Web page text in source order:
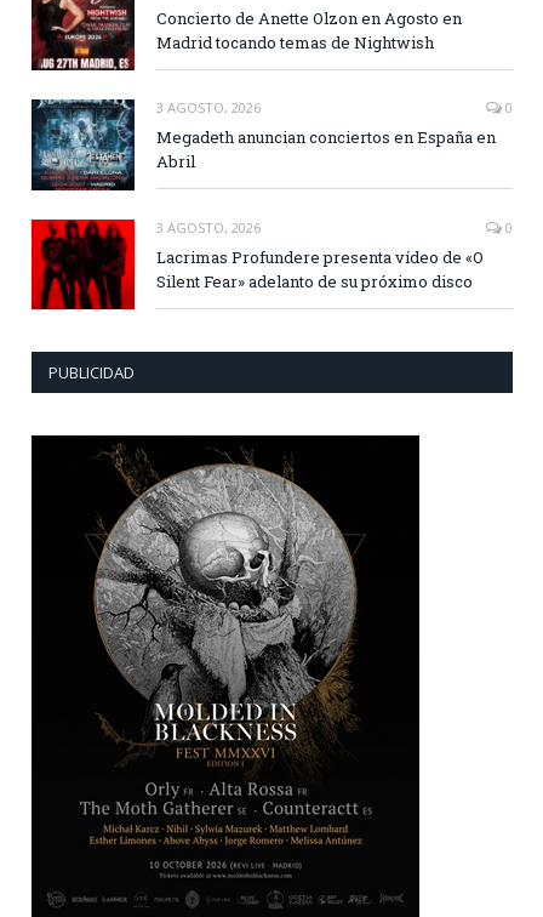
Concierto de Anette Olzon en Agosto en
Madrid tocando temas de Nightwish
3 AGOSTO, 2026 0
Megadeth anuncian conciertos en España en
Abril
3 AGOSTO, 2026 0
Lacrimas Profundere presenta vídeo de «O
Silent Fear» adelanto de su próximo disco
PUBLICIDAD